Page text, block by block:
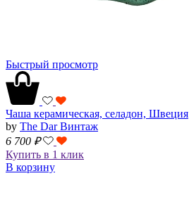
Быстрый просмотр
Чаша керамическая, селадон, Швеция
by The Dar Винтаж
6 700 ₽
Купить в 1 клик
В корзину